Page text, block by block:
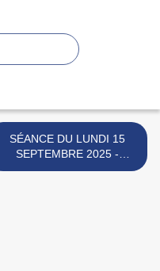
SÉANCE DU LUNDI 15
SEPTEMBRE 2025 -
COLLE DE GRUNE. >